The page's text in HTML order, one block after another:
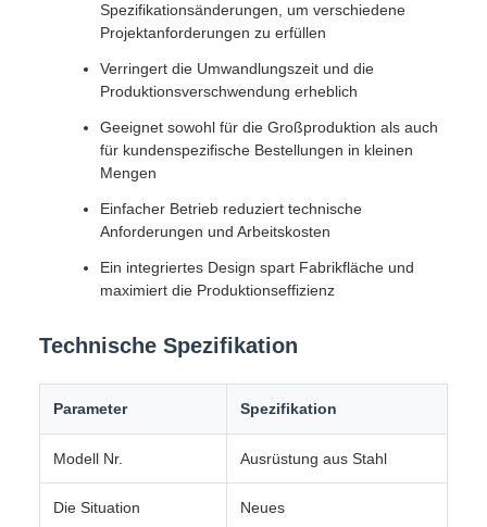
Spezifikationsänderungen, um verschiedene
Projektanforderungen zu erfüllen
Verringert die Umwandlungszeit und die
Produktionsverschwendung erheblich
Geeignet sowohl für die Großproduktion als auch
für kundenspezifische Bestellungen in kleinen
Mengen
Einfacher Betrieb reduziert technische
Anforderungen und Arbeitskosten
Ein integriertes Design spart Fabrikfläche und
maximiert die Produktionseffizienz
Technische Spezifikation
Parameter Spezifikation
Modell Nr. Ausrüstung aus Stahl
Die Situation Neues